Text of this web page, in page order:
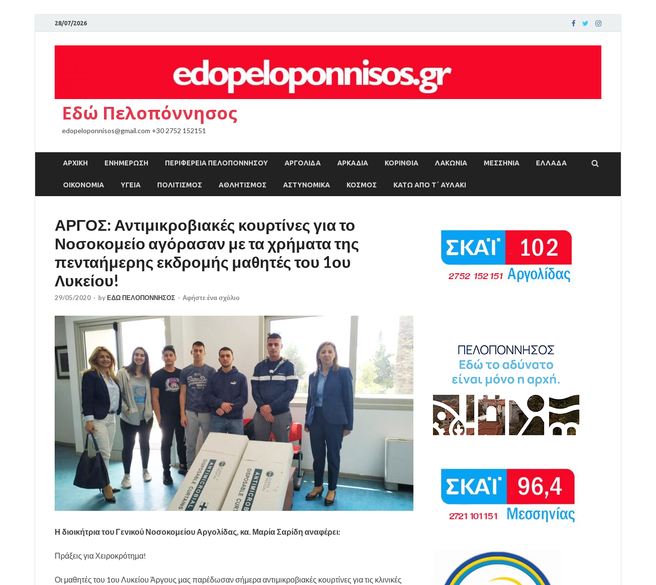
28/07/2026
Εδώ Πελοπόννησος
edopeloponnisos@gmail.com +30 2752 152151
ΑΡΧΙΚΉ ΕΝΗΜΕΡΩΣΗ ΠΕΡΙΦΕΡΕΙΑ ΠΕΛΟΠΟΝΝΗΣΟΥ ΑΡΓΟΛΙΔΑ ΑΡΚΑΔΙΑ ΚΟΡΙΝΘΙΑ ΛΑΚΩΝΙΑ ΜΕΣΣΗΝΙΑ ΕΛΛΑΔΑ
ΟΙΚΟΝΟΜΙΑ ΥΓΕΙΑ ΠΟΛΙΤΙΣΜΟΣ ΑΘΛΗΤΙΣΜΟΣ ΑΣΤΥΝΟΜΙΚΑ ΚΟΣΜΟΣ ΚΑΤΩ ΑΠΟ Τ΄ ΑΥΛΑΚΙ
ΑΡΓΟΣ: Αντιμικροβιακές κουρτίνες για το
Νοσοκομείο αγόρασαν με τα χρήματα της
πενταήμερης εκδρομής μαθητές του 1ου
Λυκείου!
29/05/2020 - byΕΔΩ ΠΕΛΟΠΟΝΝΗΣΟΣ - Αφήστε ένα σχόλιο
Η διοικήτρια του Γενικού Νοσοκομείου Αργολίδας, κα. Μαρία Σαρίδη αναφέρει:
Πράξεις για Χειροκρότημα!
Οι μαθητές του 1ου Λυκείου Άργους μας παρέδωσαν σήμερα αντιμικροβιακές κουρτίνες για τις κλινικές